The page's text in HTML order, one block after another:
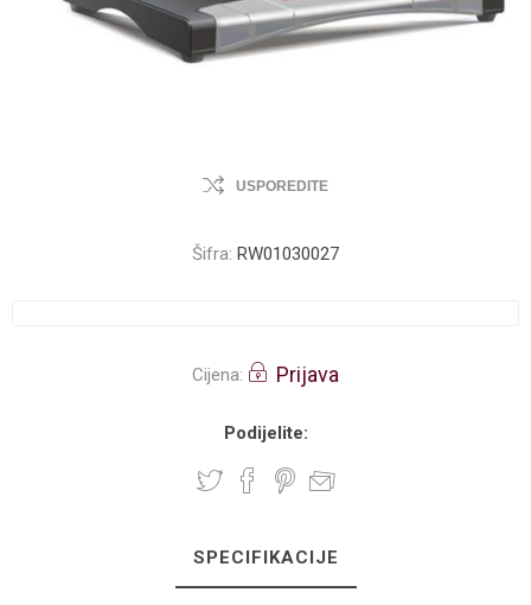
USPOREDITE
Šifra: RW01030027
Cijena: Prijava
Podijelite:
SPECIFIKACIJE